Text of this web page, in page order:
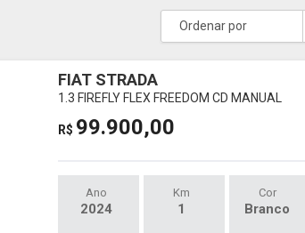
Ordenar por
FIAT STRADA
1.3 FIREFLY FLEX FREEDOM CD MANUAL
R$ 99.900,00
Ano
2024
Km
1
Cor
Branco